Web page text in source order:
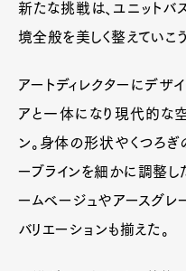
新たな挑戦は、ユニットバ
境全般を美しく整えていこ
アートディレクターにデザ
アと一体になり現代的な
ン。身体の形状やくつろ
ーブラインを細かに調整し
ームベージュやアースグ
バリエーションも揃えた。